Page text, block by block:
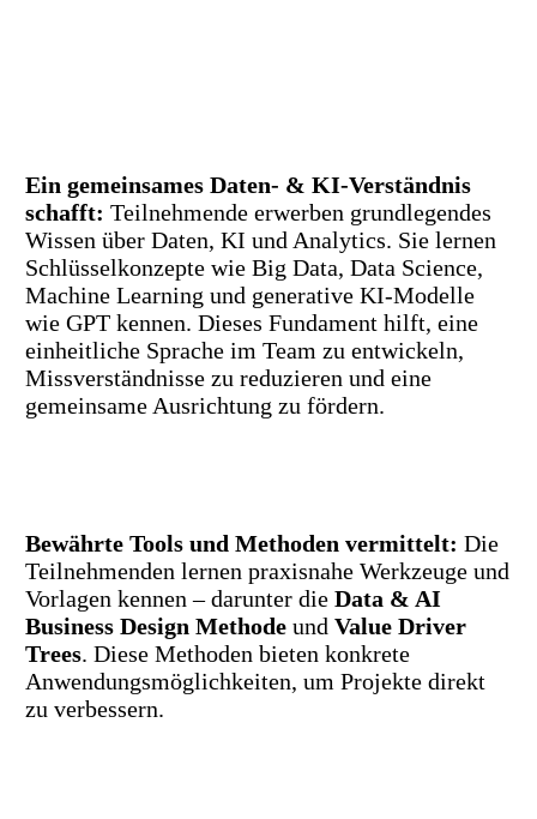
Ein gemeinsames Daten- & KI-Verständnis
schafft: Teilnehmende erwerben grundlegendes
Wissen über Daten, KI und Analytics. Sie lernen
Schlüsselkonzepte wie Big Data, Data Science,
Machine Learning und generative KI-Modelle
wie GPT kennen. Dieses Fundament hilft, eine
einheitliche Sprache im Team zu entwickeln,
Missverständnisse zu reduzieren und eine
gemeinsame Ausrichtung zu fördern.
Bewährte Tools und Methoden vermittelt: Die
Teilnehmenden lernen praxisnahe Werkzeuge und
Vorlagen kennen – darunter dieData & AI
Business Design Methode undValue Driver
Trees. Diese Methoden bieten konkrete
Anwendungsmöglichkeiten, um Projekte direkt
zu verbessern.